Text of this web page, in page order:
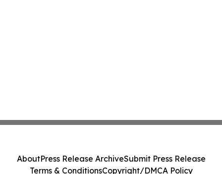
AboutPress Release ArchiveSubmit Press Release
Terms & ConditionsCopyright/DMCA Policy